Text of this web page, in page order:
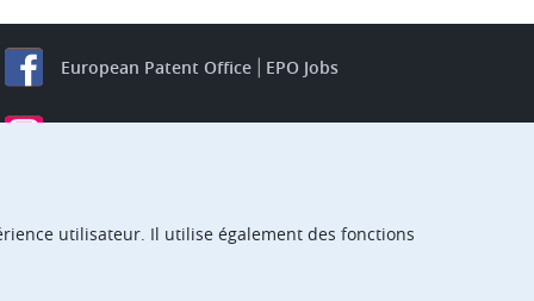
European Patent Office EPO Jobs
EPO Procurement
utilisateur. Il utilise également des fonctions